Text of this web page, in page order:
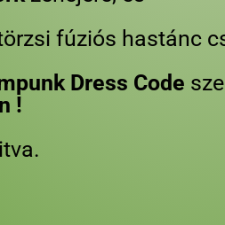
fúziós hastánc
Dress Code
!